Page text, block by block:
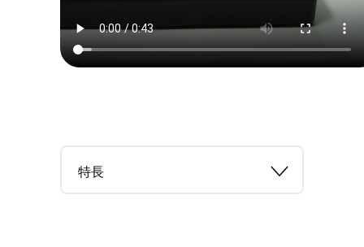
特長